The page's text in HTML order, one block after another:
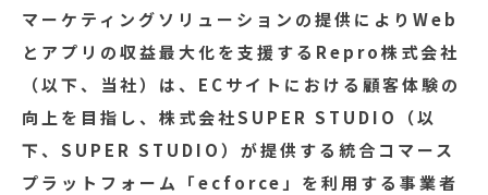
マーケティングソリューションの提供によりWeb
とアプリの収益最大化を支援するRepro株式会社
（以下、当社）は、ECサイトにおける顧客体験の
向上を目指し、株式会社SUPER STUDIO（以
下、SUPER STUDIO）が提供する統合コマース
プラットフォーム「ecforce」を利用する事業者